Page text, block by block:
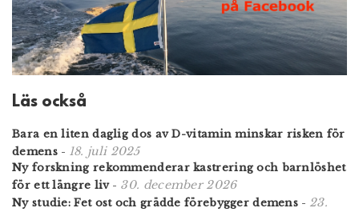
Läs också
Bara en liten daglig dos av D-vitamin minskar risken för
demens- 18. juli 2025
Ny forskning rekommenderar kastrering och barnlöshet
för ett längre liv- 30. december 2026
Ny studie: Fet ost och grädde förebygger demens - 23.